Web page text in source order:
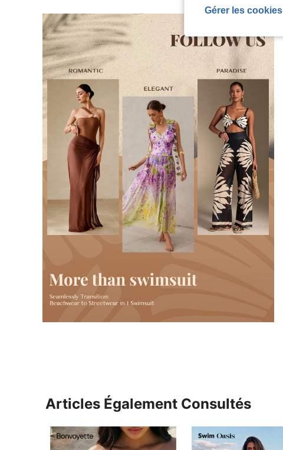
Articles Également Consultés
Gérer les cookies